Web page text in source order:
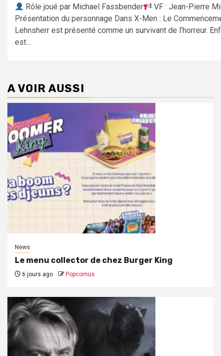
Rôle joué par Michael Fassbender
VF : Jean-Pierre
Présentation du personnage Dans X-Men : Le
Lehnsherr est présenté comme un survivant de l’horreur.
est...
A VOIR AUSSI
News
Le menu collector de chez Burger King
6 jours ago Popcornus